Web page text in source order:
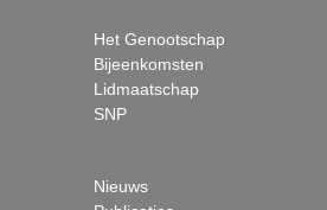
Het Genootschap
Bijeenkomsten
Lidmaatschap
SNP
Nieuws